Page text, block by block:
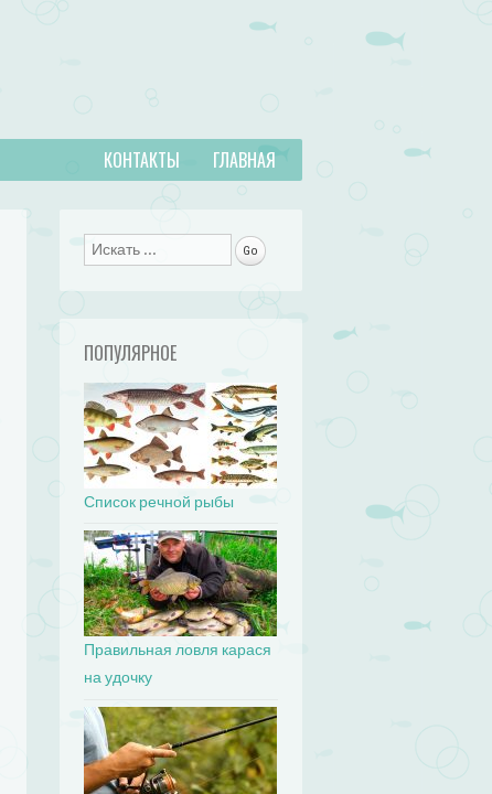
ГЛАВНАЯ
КОНТАКТЫ
Поиск
ПОПУЛЯРНОЕ
Список речной рыбы
Правильная ловля карася
на удочку